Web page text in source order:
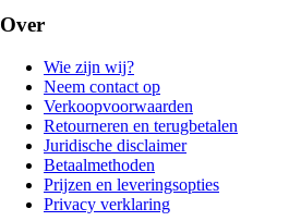
Over
Wie zijn wij?
Neem contact op
Verkoopvoorwaarden
Retourneren en terugbetalen
Juridische disclaimer
Betaalmethoden
Prijzen en leveringsopties
Privacy verklaring